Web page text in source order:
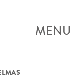
MENU